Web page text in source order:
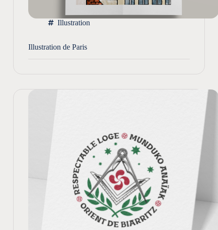
Illustration
Illustration de Paris